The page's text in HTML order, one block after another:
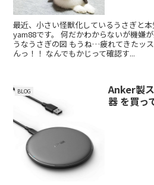
最近、小さい怪獣化しているうさぎと
yam88です。 何だかわからないが機嫌
うなうさぎの図 もうね…疲れてきたッ
んっ！！ なんでもかじって確認す...
BLOG
Anker製
器 を買っ